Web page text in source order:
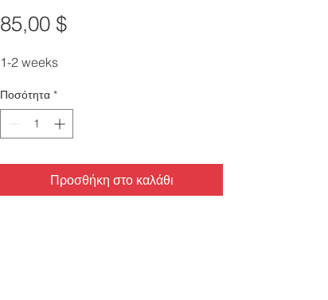
85,00 $Τιμή
1-2 weeks
Ποσότητα *
Προσθήκη στο καλάθι